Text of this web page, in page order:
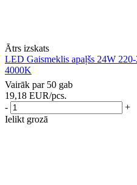
Ātrs izskats
LED Gaismeklis apaļšs 24W
4000K
Vairāk par 50 gab
19,18 EUR/pcs.
-
+
Ielikt grozā